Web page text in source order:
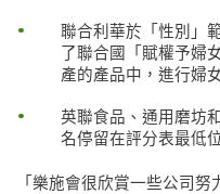
聯合利華於「性別」
了聯合國「賦權予婦
產的產品中，進行婦
英聯食品、通用磨坊
名停留在評分表最低
「樂施會很欣賞一些公司